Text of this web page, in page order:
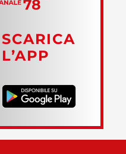
SCARICA
L’APP